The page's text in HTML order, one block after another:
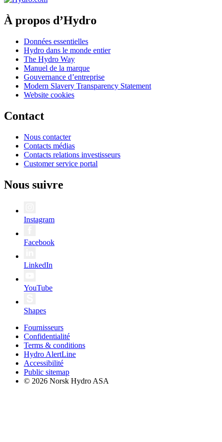
À propos d’Hydro
Données essentielles
Hydro dans le monde entier
The Hydro Way
Manuel de la marque
Gouvernance d’entreprise
Modern Slavery Transparency Statement
Website cookies
Contact
Nous contacter
Contacts médias
Contacts relations investisseurs
Customer service portal
Nous suivre
Instagram
Facebook
LinkedIn
YouTube
Shapes
Fournisseurs
Confidentialité
Terms & conditions
Hydro AlertLine
Accessibilité
Public sitemap
© 2026 Norsk Hydro ASA